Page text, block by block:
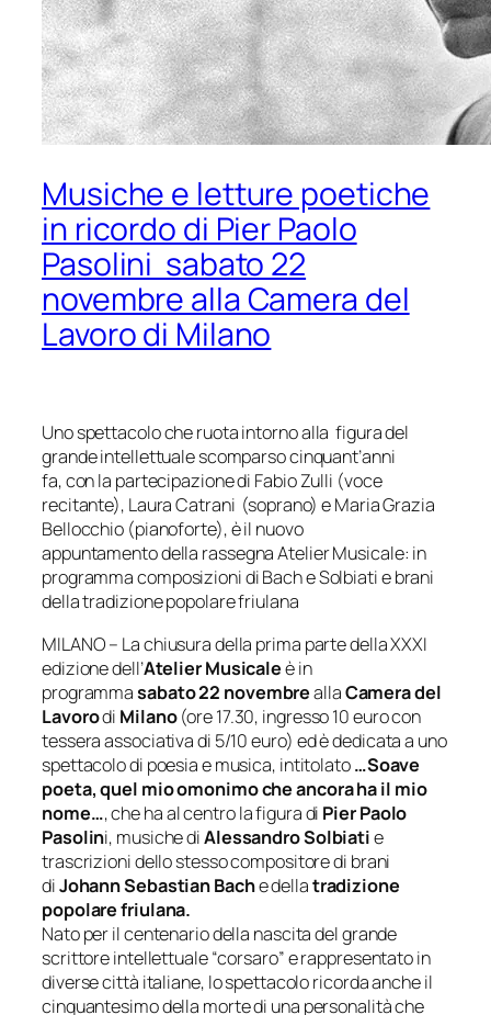
Musiche e letture poetiche
in ricordo di Pier Paolo
Pasolini sabato 22
novembre alla Camera del
Lavoro di Milano
Uno spettacolo che ruota intorno alla figura del
grande intellettuale scomparso cinquant’anni
fa,con la partecipazione di Fabio Zulli (voce
recitante), Laura Catrani (soprano) e Maria Grazia
Bellocchio (pianoforte),è il nuovo
appuntamentodella rassegna Atelier Musicale: in
programma composizioni di Bach e Solbiatie brani
della tradizione popolare friulana
MILANO – La chiusura della prima parte della XXXI
edizione dell’Atelier Musicaleè in
programmasabato 22 novembreallaCamera del
Lavorodi Milano (ore 17.30, ingresso 10 euro con
tessera associativa di 5/10 euro) ed è dedicata a uno
spettacolo di poesia e musica, intitolato…Soave
poeta, quel mio omonimo che ancora ha il mio
nome…, che ha al centro la figura di Pier Paolo
Pasolini, musiche diAlessandro Solbiatie
trascrizioni dello stesso compositore di brani
diJohann Sebastian Bache dellatradizione
popolare friulana.
Nato per il centenario della nascita del grande
scrittore intellettuale “corsaro” e rappresentato in
diverse città italiane, lo spettacolo ricorda anche il
cinquantesimo della morte di una personalità che